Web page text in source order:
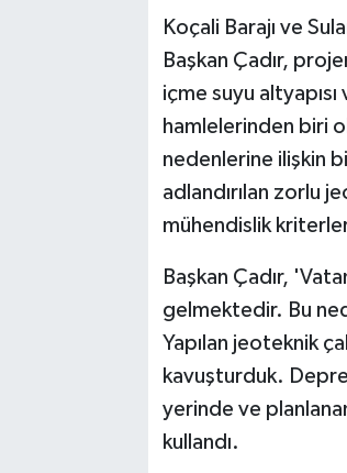
Koçali Barajı ve
Başkan Çadır,
içme suyu
hamlelerinden biri
nedenlerine ilişkin
adlandırılan zorlu
mühendislik
Başkan Çadır,
gelmektedir. Bu
Yapılan jeoteknik
kavuşturduk.
yerinde ve
kullandı.